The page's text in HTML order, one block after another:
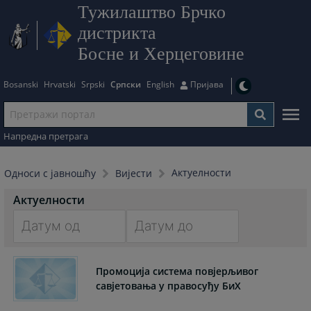
Тужилаштво Брчко
дистрикта
Босне и Херцеговине
Bosanski Hrvatski Srpski Српски English Пријава
Напредна претрага
Односи с јавношћу Вијести Актуелности
Актуелности
forward
interact
forward
to
interact
Промоција система повјерљивог
савјетовања у правосуђу БиХ